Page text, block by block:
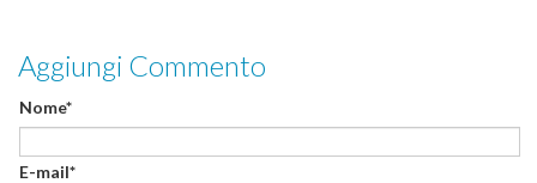
Aggiungi Commento
Nome*
E-mail*